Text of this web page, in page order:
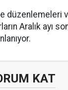
Aralık ayı
KAT